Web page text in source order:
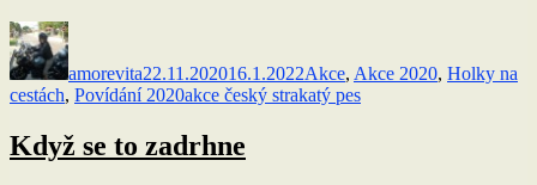
Autor:
amorevita22.11.202016.1.2022Akce, Akce 2020, Holky na
cestách, Povídání 2020Štítky:
akce český strakatý pes
Když se to zadrhne